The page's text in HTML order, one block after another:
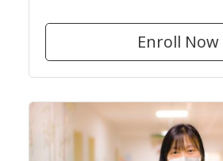
Enroll Now